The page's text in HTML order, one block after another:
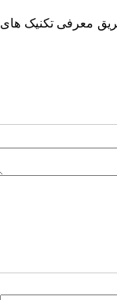
معرفی تکنیک­ های